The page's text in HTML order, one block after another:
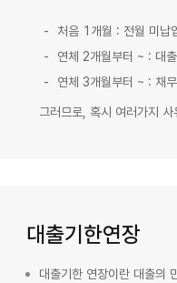
처음 1개월 : 전월 미납
연체 2개월부터 ~ : 대
연체 3개월부터 ~ : 채
그러므로, 혹시 여러가지
대출기한연장
대출기한 연장이란 대출의